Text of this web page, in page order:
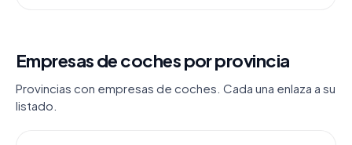
Empresas de coches por provincia
Provincias con empresas de coches. Cada una enlaza a su
listado.